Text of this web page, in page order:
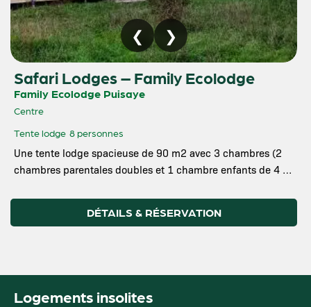
Safari Lodges – Family Ecolodge
Family Ecolodge Puisaye
Centre
Tente lodge 8 personnes
Une tente lodge spacieuse de 90 m2 avec 3 chambres (2
chambres parentales doubles et 1 chambre enfants de 4 …
DÉTAILS & RÉSERVATION
Logements insolites